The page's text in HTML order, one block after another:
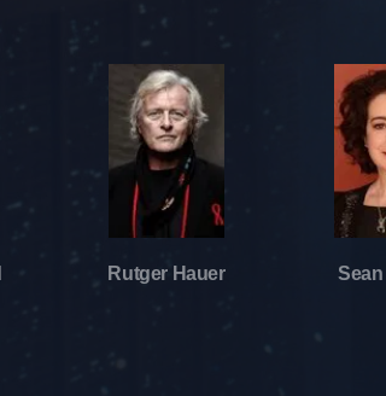
Rutger Hauer